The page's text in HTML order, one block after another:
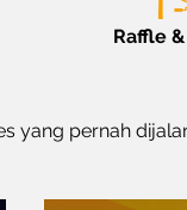
Raffle
yang pernah